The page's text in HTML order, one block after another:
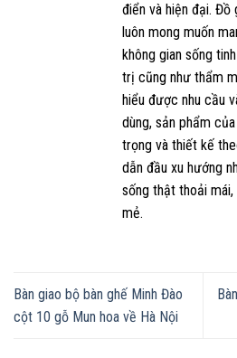
điển và hiện đại. Đồ
luôn mong muốn
không gian sống
trị cũng như thẩm
hiểu được nhu cầu
dùng, sản phẩm
trọng và thiết kế
dẫn đầu xu hướng
sống thật thoải
mẻ.
Bàn giao bộ bàn ghế Minh Đào
cột 10 gỗ Mun hoa về Hà Nội